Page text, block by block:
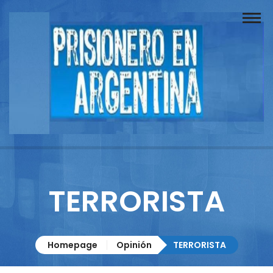
Buscador
Documentos
Columnistas
Contacto
TERRORISTA
Homepage Opinión TERRORISTA